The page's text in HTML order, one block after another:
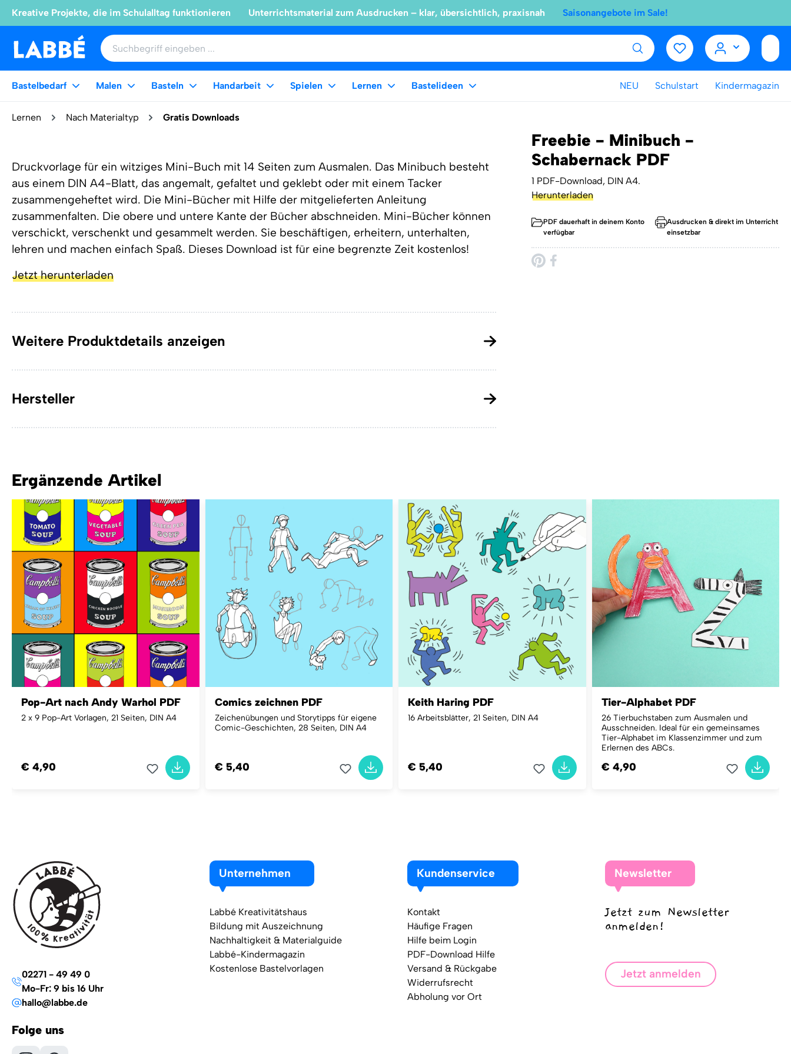
Kreative Projekte, die im Schulalltag funktionieren Unterrichtsmaterial zum Ausdrucken – klar, übersichtlich, praxisnah Saisonangebote im Sale!
Bastelbedarf Malen Basteln Handarbeit Spielen Lernen Bastelideen NEU Schulstart Kindermagazin
Lernen Nach Materialtyp Gratis Downloads
Druckvorlage für ein witziges Mini-Buch mit 14 Seiten zum Ausmalen. Das Minibuch besteht
aus einem DIN A4-Blatt, das angemalt, gefaltet und geklebt oder mit einem Tacker
zusammengeheftet wird. Die Mini-Bücher mit Hilfe der mitgelieferten Anleitung
zusammenfalten. Die obere und untere Kante der Bücher abschneiden. Mini-Bücher können
verschickt, verschenkt und gesammelt werden. Sie beschäftigen, erheitern, unterhalten,
lehren und machen einfach Spaß. Dieses Download ist für eine begrenzte Zeit kostenlos!
Jetzt herunterladen
Weitere Produktdetails anzeigen
Hersteller
Freebie - Minibuch -
Schabernack PDF
1 PDF-Download, DIN A4.
Herunterladen
PDF dauerhaft in deinem Konto
verfügbar
Ausdrucken & direkt im Unterricht
einsetzbar
Ergänzende Artikel
Pop-Art nach Andy Warhol PDF
2 x 9 Pop-Art Vorlagen, 21 Seiten, DIN A4
€ 4,90
Comics zeichnen PDF
Zeichenübungen und Storytipps für eigene
Comic-Geschichten, 28 Seiten, DIN A4
€ 5,40
Keith Haring PDF
16 Arbeitsblätter, 21 Seiten, DIN A4
€ 5,40
Tier-Alphabet PDF
26 Tierbuchstaben zum Ausmalen und
Ausschneiden. Ideal für ein gemeinsames
Tier-Alphabet im Klassenzimmer und zum
Erlernen des ABCs.
€ 4,90
02271 - 49 49 0
Mo-Fr: 9 bis 16 Uhr
hallo@labbe.de
Folge uns
Unternehmen
Labbé Kreativitätshaus
Bildung mit Auszeichnung
Nachhaltigkeit & Materialguide
Labbé-Kindermagazin
Kostenlose Bastelvorlagen
Kundenservice
Kontakt
Häufige Fragen
Hilfe beim Login
PDF-Download Hilfe
Versand & Rückgabe
Widerrufsrecht
Abholung vor Ort
Newsletter
Jetzt zum Newsletter
anmelden!
Jetzt anmelden